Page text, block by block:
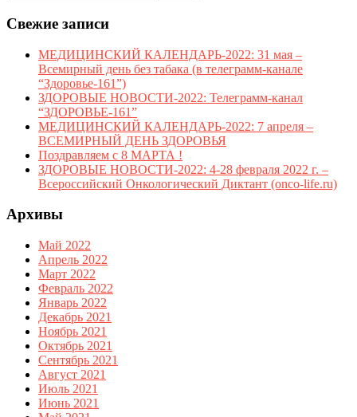
for:
Свежие записи
МЕДИЦИНСКИЙ КАЛЕНДАРЬ-2022: 31 мая –
Всемирный день без табака (в телеграмм-канале
“Здоровье-161”)
ЗДОРОВЫЕ НОВОСТИ-2022: Телеграмм-канал
“ЗДОРОВЬЕ-161”
МЕДИЦИНСКИЙ КАЛЕНДАРЬ-2022: 7 апреля –
ВСЕМИРНЫЙ ДЕНЬ ЗДОРОВЬЯ
Поздравляем с 8 МАРТА !
ЗДОРОВЫЕ НОВОСТИ-2022: 4-28 февраля 2022 г. –
Всероссийский Онкологический Диктант (onco-life.ru)
Архивы
Май 2022
Апрель 2022
Март 2022
Февраль 2022
Январь 2022
Декабрь 2021
Ноябрь 2021
Октябрь 2021
Сентябрь 2021
Август 2021
Июль 2021
Июнь 2021